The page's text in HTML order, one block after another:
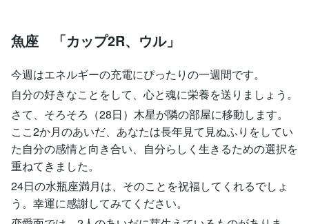
魚座 「カップ2R、ウル」
今週はエネルギーの充電にぴったりの一週間です。
自分の好きなことをして、心と魂に栄養を送りましょう。
さて、そろそろ（28日）木星が隣の部屋に移動します。
ここ2か月のあいだ、あなたは長年見て見ぬふりをしてい
た自分の感情と向き合い、自分らしく生きるための選択を
重ねてきました。
24日の水瓶座満月は、そのことを祝福してくれるでしょ
う。幸運に感謝してみてください。